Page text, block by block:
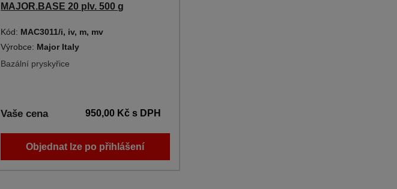
MAJOR.BASE 20 plv. 500 g
Kód: MAC3011/i, iv, m, mv
Výrobce: Major Italy
Bazální pryskyřice
Vaše cena 950,00 Kč s DPH
Objednat lze po přihlášení